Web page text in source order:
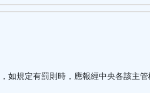
如規定有罰則時，應報經中央各該主管